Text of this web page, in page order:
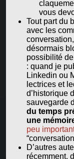
vous
Tout part du
avec les
désormais
possibilité
: quand je
Linkedin ou
lectrices et
d’historique
sauvegarde
du temps
une
peu
D’autres
récemment,